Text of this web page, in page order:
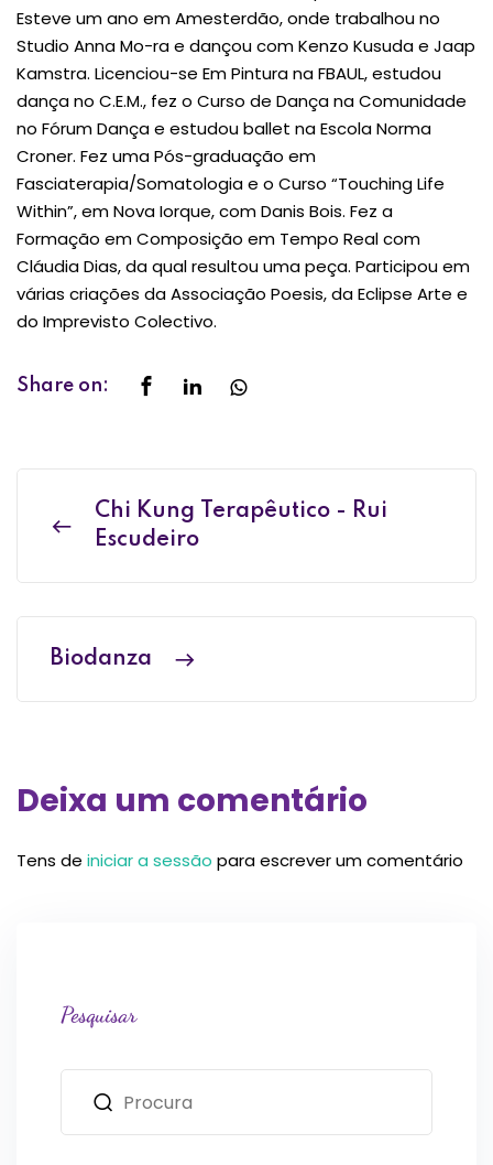
Esteve um ano em Amesterdão, onde trabalhou no
Studio Anna Mo-ra e dançou com Kenzo Kusuda e Jaap
Kamstra. Licenciou-se Em Pintura na FBAUL, estudou
dança no C.E.M., fez o Curso de Dança na Comunidade
no Fórum Dança e estudou ballet na Escola Norma
Croner. Fez uma Pós-graduação em
Fasciaterapia/Somatologia e o Curso “Touching Life
Within”, em Nova Iorque, com Danis Bois. Fez a
Formação em Composição em Tempo Real com
Cláudia Dias, da qual resultou uma peça. Participou em
várias criações da Associação Poesis, da Eclipse Arte e
do Imprevisto Colectivo.
Share on:
Chi Kung Terapêutico - Rui
Escudeiro
Biodanza
Deixa um comentário
Tens de iniciar a sessão para escrever um comentário
Pesquisar